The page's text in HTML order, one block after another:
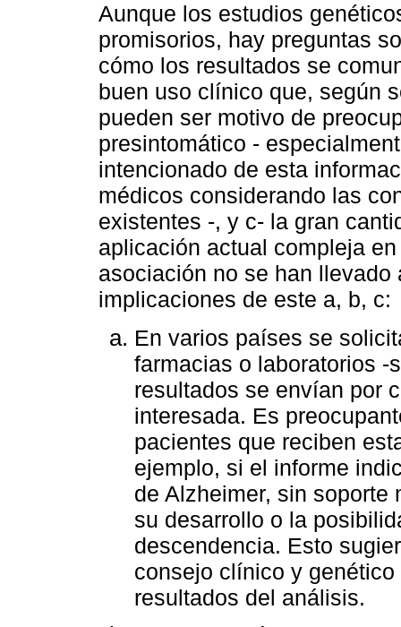
Aunque los estudios
promisorios, hay preguntas
cómo los resultados se
buen uso clínico que, según
pueden ser motivo de
presintomático -
intencionado de esta
médicos considerando las
existentes -, y c- la gran
aplicación actual compleja
asociación no se han llevado
implicaciones de este a, b, c:
En varios países se
farmacias o laboratorios
resultados se envían por
interesada. Es
pacientes que reciben
ejemplo, si el informe
de Alzheimer, sin soporte
su desarrollo o la
descendencia. Esto
consejo clínico y
resultados del análisis.